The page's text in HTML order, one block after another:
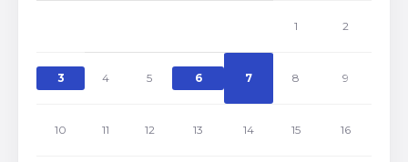
1 2
3 4 5 6 7 8 9
10 11 12 13 14 15 16